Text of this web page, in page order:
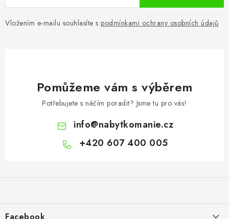
Vložením e-mailu souhlasíte s podmínkami ochrany osobních údajů
Pomůžeme vám s výběrem
Potřebujete s něčím poradit? Jsme tu pro vás!
info@nabytkomanie.cz
+420 607 400 005
aFacebook